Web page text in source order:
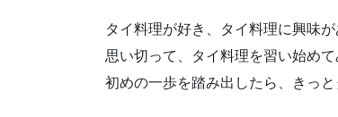
タイ料理が好き、タイ料理に興味が
思い切って、タイ料理を習い始めて
初めの一歩を踏み出したら、きっ